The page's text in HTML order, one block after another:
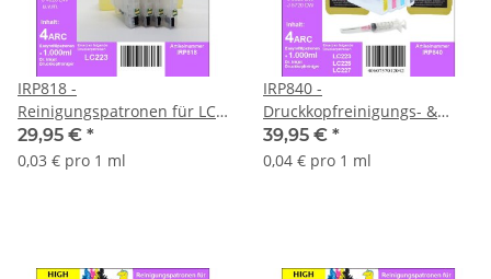
IRP818 -
Reinigungspatronen für LC-
223 + 1 Liter Düsenfrei
29,95 € *
0,03 € pro 1 ml
IRP840 -
Druckkopfreinigungs- &
Rettungskit für
LC223/225/227
39,95 € *
0,04 € pro 1 ml